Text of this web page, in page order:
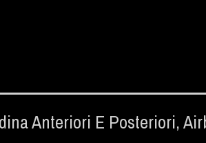
Anteriori E Posteriori,